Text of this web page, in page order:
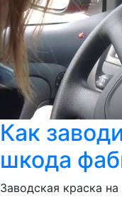
Как
шкода
Заводская краска